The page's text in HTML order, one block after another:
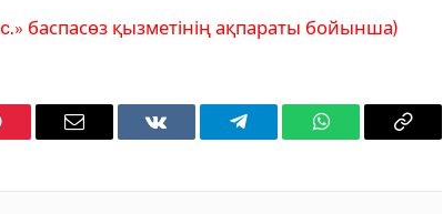
баспасөз қызметінің ақпараты бойынша)
Email VKontakteTelegram WhatsAppCopy